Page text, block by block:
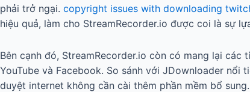
phải trở ngại. copyright issues with downloading
hiệu quả, làm cho StreamRecorder.io được coi là sự
Bên cạnh đó, StreamRecorder.io còn có mang lại
YouTube và Facebook. So sánh với JDownloader
duyệt internet không cần cài thêm phần mềm bổ